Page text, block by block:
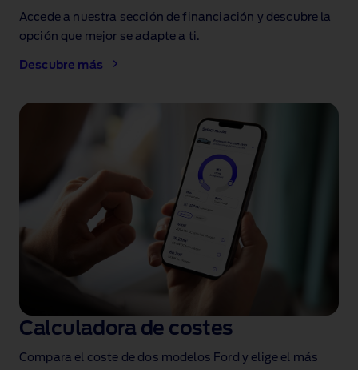
Accede a nuestra sección de financiación y descubre la
opción que mejor se adapte a ti.
Descubre más
Calculadora de costes
Compara el coste de dos modelos Ford y elige el más